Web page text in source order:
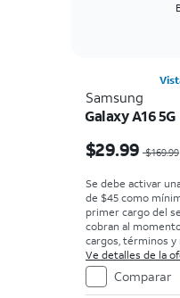
Samsung
Galaxy A16 5G
$29.99 $169.99
Se debe activar
de $45 como
primer cargo del
cobran al
cargos, términos
Ve detalles de la
Comparar